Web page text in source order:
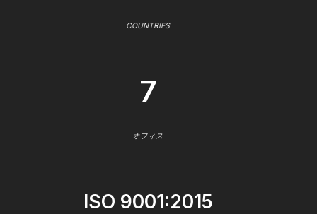
COUNTRIES
7
オフィス
ISO 9001:2015